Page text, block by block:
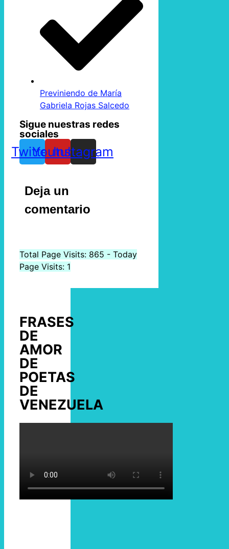
Previniendo de María
Gabriela Rojas Salcedo
Sigue nuestras redes
sociales
TwitterYoutube
Instagram
Deja un
comentario
Total Page Visits: 865 - Today
Page Visits: 1
FRASES
DE
AMOR
DE
POETAS
DE
VENEZUELA